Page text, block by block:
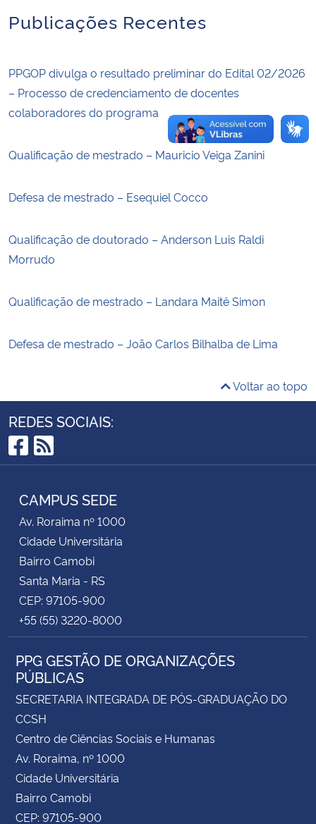
Advocacia-Geral da União
Planalto
Publicações Recentes
PPGOP divulga o resultado preliminar do Edital 02/2026
– Processo de credenciamento de docentes
colaboradores do programa
Qualificação de mestrado – Mauricio Veiga Zanini
Defesa de mestrado – Esequiel Cocco
Qualificação de doutorado – Anderson Luis Raldi
Morrudo
Qualificação de mestrado – Landara Maitê Simon
Defesa de mestrado – João Carlos Bilhalba de Lima
Voltar ao topo
REDES SOCIAIS:
Facebook
RSS
CAMPUS SEDE
Av. Roraima nº 1000
Cidade Universitária
Bairro Camobi
Santa Maria - RS
CEP: 97105-900
+55 (55) 3220-8000
PPG GESTÃO DE ORGANIZAÇÕES
PÚBLICAS
SECRETARIA INTEGRADA DE PÓS-GRADUAÇÃO DO
CCSH
Centro de Ciências Sociais e Humanas
Av. Roraima, nº 1000
Cidade Universitária
Bairro Camobi
CEP: 97105-900